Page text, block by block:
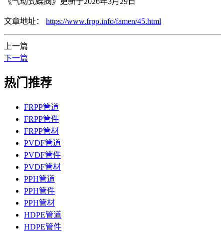
文章地址： https://www.frpp.info/famen/45.html
上一篇
下一篇
热门推荐
FRPP管道
FRPP管件
FRPP管材
PVDF管道
PVDF管件
PVDF管材
PPH管道
PPH管件
PPH管材
HDPE管道
HDPE管件